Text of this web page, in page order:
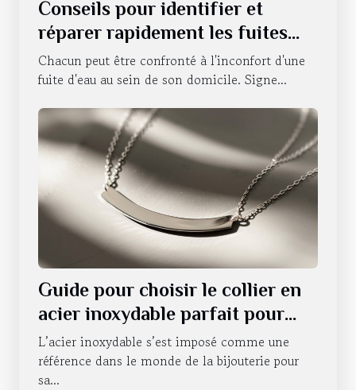
Conseils pour identifier et
réparer rapidement les fuites
d'eau
Chacun peut être confronté à l'inconfort d'une
fuite d'eau au sein de son domicile. Signe...
Guide pour choisir le collier en
acier inoxydable parfait pour
chaque occasion
L’acier inoxydable s’est imposé comme une
référence dans le monde de la bijouterie pour
sa...